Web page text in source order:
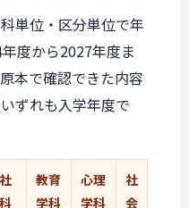
単位・区分単位で年
度から2027年度ま
本で確認できた内容
ずれも入学年度で
教育
学科
心理
学科
社
会